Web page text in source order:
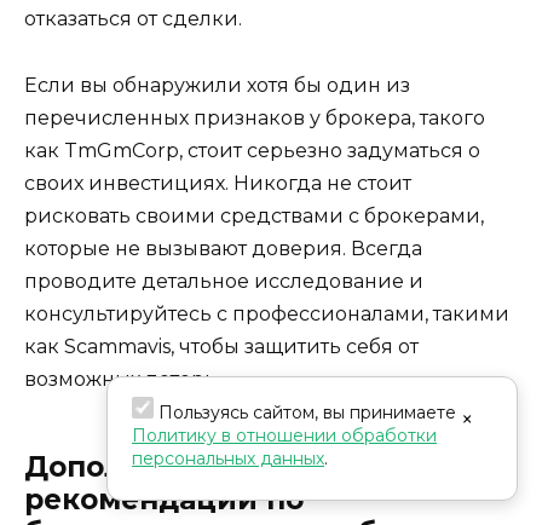
отказаться от сделки.
Если вы обнаружили хотя бы один из
перечисленных признаков у брокера, такого
как TmGmCorp, стоит серьезно задуматься о
своих инвестициях. Никогда не стоит
рисковать своими средствами с брокерами,
которые не вызывают доверия. Всегда
проводите детальное исследование и
консультируйтесь с профессионалами, такими
как Scammavis, чтобы защитить себя от
возможных потерь.
Дополнительные
рекомендации по
×
Пользуясь сайтом, вы принимаете
Политику в отношении обработки
персональных данных.